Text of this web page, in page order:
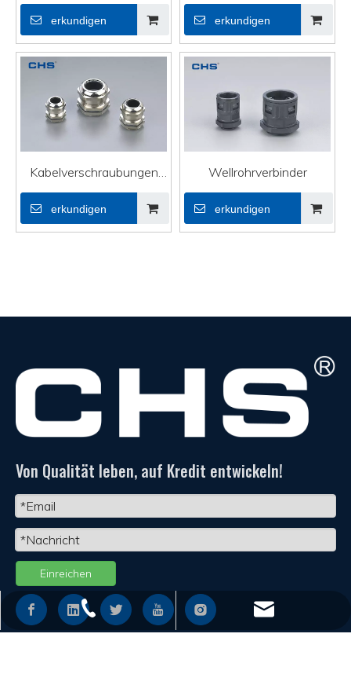
Kabelverschraubungen
PG-07
erkundigen
Kabelverschraubungen
(metrisch) MG-12
erkundigen
Kabelverschraubungen
aus Messing M8×1
erkundigen
Wellrohrverbinder
erkundigen
Von Qualität leben, auf Kredit entwickeln!
Einreichen
+86 - 577 - 62798390
info@chs.com.cn